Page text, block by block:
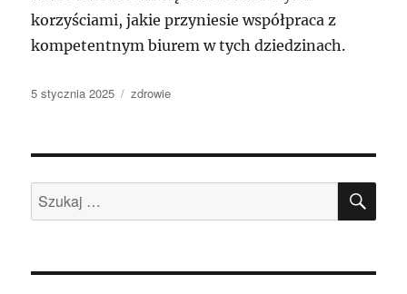
korzyściami, jakie przyniesie współpraca z
kompetentnym biurem w tych dziedzinach.
Data
5 stycznia 2025 Kategorie
zdrowie
Szukaj: